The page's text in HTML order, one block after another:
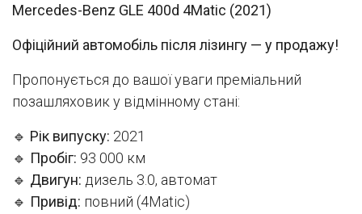
Mercedes-Benz GLE 400d 4Matic (2021)
Офіційний автомобіль після лізингу — у продажу!
Пропонується до вашої уваги преміальний
позашляховик у відмінному стані:
🔹 Рік випуску: 2021
🔹 Пробіг: 93 000 км
🔹 Двигун: дизель 3.0, автомат
🔹 Привід: повний (4Matic)